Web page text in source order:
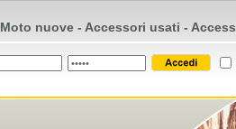
nuove - Accessori usati -